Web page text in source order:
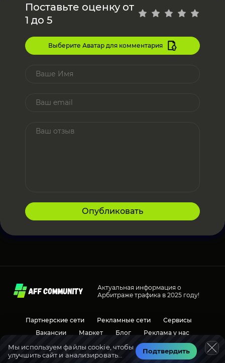
Поставьте оценку от
1 до 5
Выберите Аватар для комментария
Опубликовать
Актуальная информация о
Арбитраже трафика в 2025 году!
Партнерские сети Рекламные сети
Сервисы
Вакансии
Маркет Блог Реклама у нас
Социальные сети Обсуждения
Мы используем файлы cookie, чтобы
улучшить сайт и анализировать
Подтвердить